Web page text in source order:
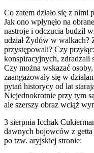
Co zatem działo się z nimi
Jak ono wpłynęło na
nastroje i odczucia budził
udział Żydów w walkach?
przystępowali? Czy
konspiracyjnych, zdradzali
Czy można wskazać
zaangażowały się w
pytań historycy od lat
Niejednokrotnie przy tym
ale szerszy obraz wciąż
3 sierpnia Icchak
dawnych bojowców z
po tzw. aryjskiej stronie: